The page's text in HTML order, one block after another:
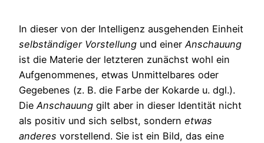
In dieser von der Intelligenz ausgehenden Einheit
selbständiger Vorstellung und einerAnschauung
ist die Materie der letzteren zunächst wohl ein
Aufgenommenes, etwas Unmittelbares oder
Gegebenes (z. B. die Farbe der Kokarde u. dgl.).
DieAnschauung gilt aber in dieser Identität nicht
als positiv und sich selbst, sondern etwas
anderes vorstellend. Sie ist ein Bild, das eine